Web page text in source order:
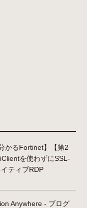
かるFortinet】【第2
を使わずにSSL-
ティブRDP
Anywhere - ブログ